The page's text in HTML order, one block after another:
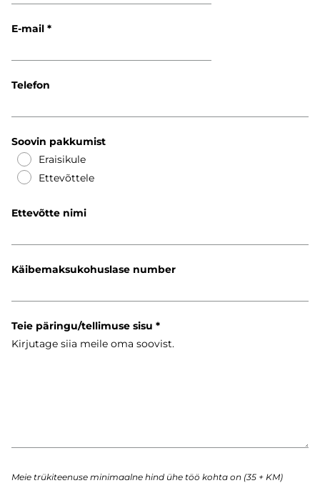
E-mail
Telefon
Soovin pakkumist
Eraisikule
Ettevõttele
Ettevõtte nimi
Käibemaksukohuslase number
Teie päringu/tellimuse sisu
Meie trükiteenuse minimaalne hind ühe töö kohta on (35 + KM)